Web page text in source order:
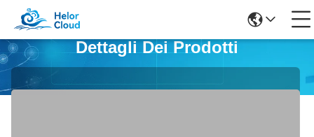
Dettagli Dei Prodotti